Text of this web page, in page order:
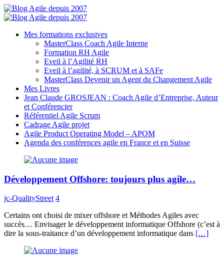
Mes formations exclusives
MasterClass Coach Agile Interne
Formation RH Agile
Eveil à l’Agilité RH
Eveil à l’agilité, à SCRUM et à SAFe
MasterClass Devenir un Agent du Changement Agile
Mes Livres
Jean Claude GROSJEAN : Coach Agile d’Entreprise, Auteur
et Conférencier
Référentiel Agile Scrum
Cadrage Agile projet
Agile Product Operating Model – APOM
Agenda des conférences agile en France et en Suisse
Développement Offshore: toujours plus agile…
jc-QualityStreet 4
Certains ont choisi de mixer offshore et Méthodes Agiles avec
succès… Envisager le développement informatique Offshore (c’est à
dire la sous-traitance d’un développement informatique dans […]